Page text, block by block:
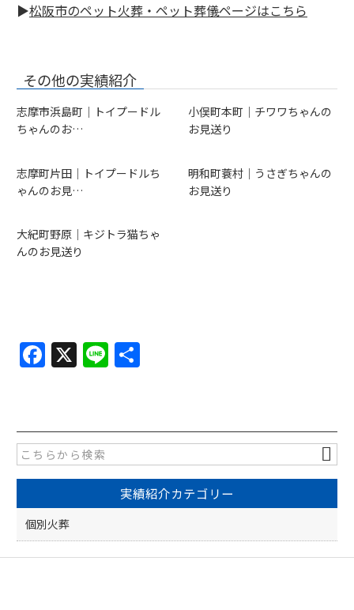
▶松阪市のペット火葬・ペット葬儀ページはこちら
その他の実績紹介
志摩市浜島町｜トイプードル
ちゃんのお…
小俣町本町｜チワワちゃんの
お見送り
志摩町片田｜トイプードルち
ゃんのお見…
明和町蓑村｜うさぎちゃんの
お見送り
大紀町野原｜キジトラ猫ちゃ
んのお見送り
F
e
b
o
o
k
X Li
実績紹介カテゴリー
個別火葬